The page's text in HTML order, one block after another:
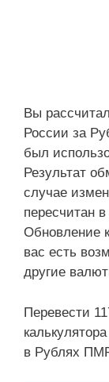
Вы
России за
был
Результат
случае
пересчитан
Обновление
вас есть
другие
Перевести
в Рублях